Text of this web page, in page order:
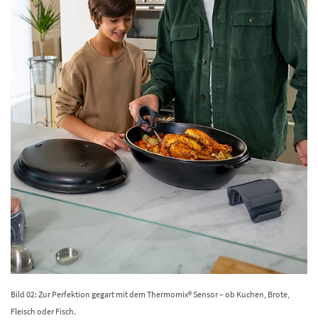
Bild 02: Zur Perfektion gegart mit dem Thermomix® Sensor – ob Kuchen, Brote,
Fleisch oder Fisch.